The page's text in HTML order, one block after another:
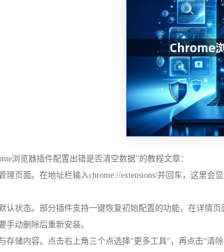
浏览器插件配置出错是否清空数据”的教程文章：
理页面。在地址栏输入chrome://extensions/并回车，这里
认状态。部分插件支持一键恢复初始配置的功能，在详情
手动删除后重新安装。
存储内容。点击右上角三个点选择“更多工具”，再点击“清